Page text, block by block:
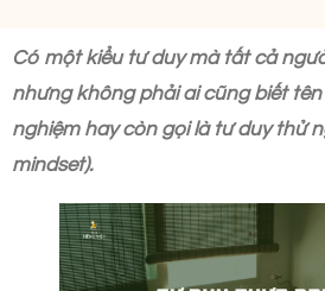
Có một kiểu tư duy mà tất cả
nhưng không phải ai cũng biết
nghiệm hay còn gọi là tư duy thử
mindset).